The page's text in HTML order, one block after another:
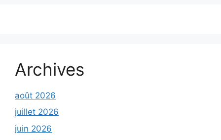
Archives
août 2026
juillet 2026
juin 2026